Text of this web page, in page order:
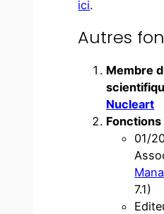
ici.
Autres
Membre
Nucleart
01/
7.1)